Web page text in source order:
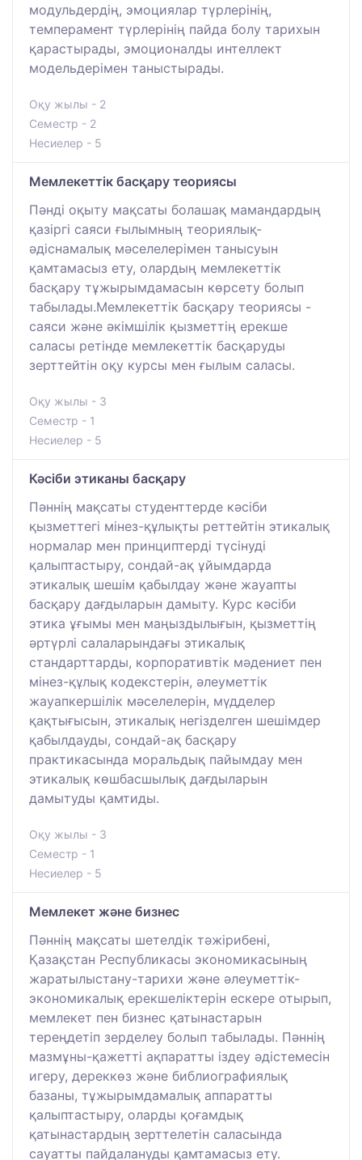
модульдердің, эмоциялар түрлерінің,
темперамент түрлерінің пайда болу тарихын
қарастырады, эмоционалды интеллект
модельдерімен таныстырады.
Оқу жылы - 2
Семестр - 2
Несиелер - 5
Мемлекеттік басқару теориясы
Пәнді оқыту мақсаты болашақ мамандардың
қазіргі саяси ғылымның теориялық-
әдіснамалық мәселелерімен танысуын
қамтамасыз ету, олардың мемлекеттік
басқару тұжырымдамасын көрсету болып
табылады.Мемлекеттік басқару теориясы -
саяси және әкімшілік қызметтің ерекше
саласы ретінде мемлекеттік басқаруды
зерттейтін оқу курсы мен ғылым саласы.
Оқу жылы - 3
Семестр - 1
Несиелер - 5
Кәсіби этиканы басқару
Пәннің мақсаты студенттерде кәсіби
қызметтегі мінез-құлықты реттейтін этикалық
нормалар мен принциптерді түсінуді
қалыптастыру, сондай-ақ ұйымдарда
этикалық шешім қабылдау және жауапты
басқару дағдыларын дамыту. Курс кәсіби
этика ұғымы мен маңыздылығын, қызметтің
әртүрлі салаларындағы этикалық
стандарттарды, корпоративтік мәдениет пен
мінез-құлық кодекстерін, әлеуметтік
жауапкершілік мәселелерін, мүдделер
қақтығысын, этикалық негізделген шешімдер
қабылдауды, сондай-ақ басқару
практикасында моральдық пайымдау мен
этикалық көшбасшылық дағдыларын
дамытуды қамтиды.
Оқу жылы - 3
Семестр - 1
Несиелер - 5
Мемлекет және бизнес
Пәннің мақсаты шетелдік тәжірибені,
Қазақстан Республикасы экономикасының
жаратылыстану-тарихи және әлеуметтік-
экономикалық ерекшеліктерін ескере отырып,
мемлекет пен бизнес қатынастарын
тереңдетіп зерделеу болып табылады. Пәннің
мазмұны-қажетті ақпаратты іздеу әдістемесін
игеру, дереккөз және библиографиялық
базаны, тұжырымдамалық аппаратты
қалыптастыру, оларды қоғамдық
қатынастардың зерттелетін саласында
сауатты пайдалануды қамтамасыз ету.